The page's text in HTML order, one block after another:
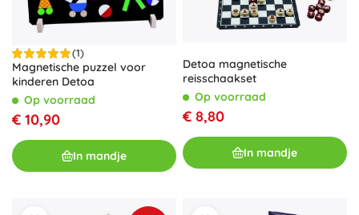
(1)
Magnetische puzzel voor
kinderen Detoa
Op voorraad
€ 10,90
In mandje
Detoa magnetische
reisschaakset
Op voorraad
€ 8,80
In mandje